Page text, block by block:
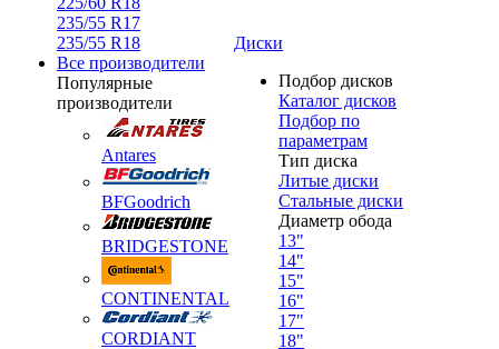
235/55 R17
235/55 R18
Все производители
Популярные
производители
Antares
BFGoodrich
BRIDGESTONE
CONTINENTAL
CORDIANT
Диски
Подбор дисков
Каталог дисков
Подбор по
параметрам
Тип диска
Литые диски
Стальные диски
Диаметр обода
13"
14"
15"
16"
17"
18"